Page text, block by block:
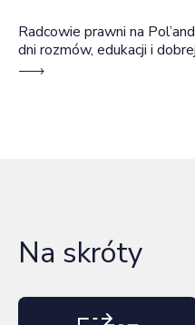
Radcowie prawni na
dni rozmów, edukacji i
Na skróty